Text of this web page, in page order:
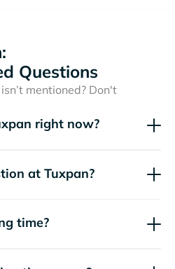
Questions
mentioned? Don't
right now?
at Tuxpan?
time?